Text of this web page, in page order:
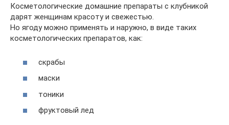
Косметологические домашние препараты с клубникой
дарят женщинам красоту и свежестью.
Но ягоду можно применять и наружно, в виде таких
косметологических препаратов, как:
скрабы
маски
тоники
фруктовый лед